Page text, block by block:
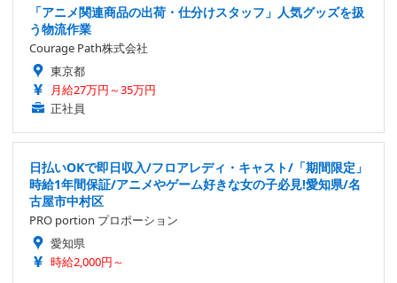
「アニメ関連商品の出荷・仕分けスタッフ」人気グッズを扱
う物流作業
Courage Path株式会社
東京都
月給27万円～35万円
正社員
日払いOKで即日収入/フロアレディ・キャスト/「期間限定」
時給1年間保証/アニメやゲーム好きな女の子必見!愛知県/名
古屋市中村区
PRO portion プロポーション
愛知県
時給2,000円～